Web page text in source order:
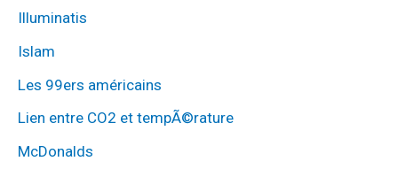
Illuminatis
Islam
Les 99ers américains
Lien entre CO2 et tempÃ©rature
McDonalds